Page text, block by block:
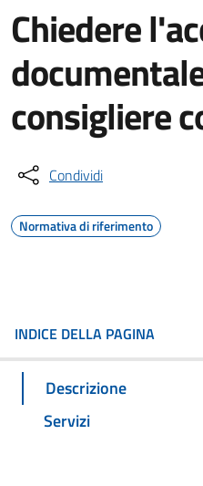
Chiedere
consigliere
Condividi
Normativa di riferimento
INDICE DELLA PAGINA
Descrizione
Servizi